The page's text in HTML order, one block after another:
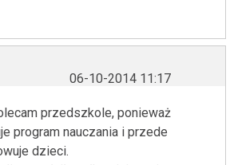
06-10-2014 11:17
przedszkole, ponieważ
program nauczania i przede
dzieci.